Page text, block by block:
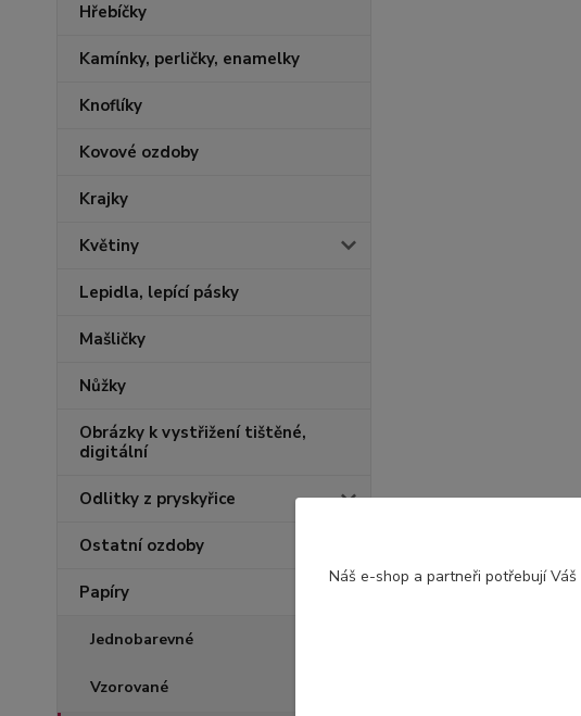
Hřebíčky
Kamínky, perličky, enamelky
Knoflíky
Kovové ozdoby
Krajky
Květiny
Lepidla, lepící pásky
Mašličky
Nůžky
Obrázky k vystřižení tištěné,
digitální
Odlitky z pryskyřice
Ostatní ozdoby
Papíry
Jednobarevné
Vzorované
Náš e-shop a partneři potřebují Váš